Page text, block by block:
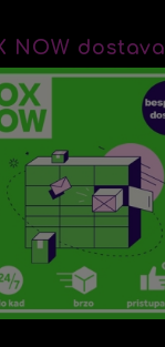
NOW dostava